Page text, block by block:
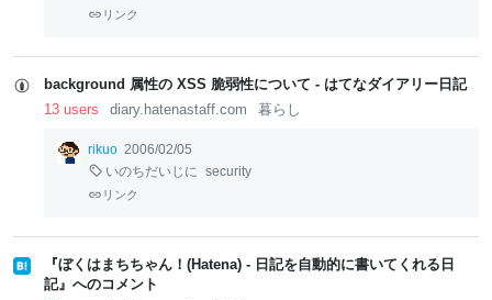
リンク
background 属性の XSS 脆弱性について - はてなダイアリー日記
13 users
diary.hatenastaff.com 暮らし
rikuo 2006/02/05
いのちだいじに security
リンク
『ぼくはまちちゃん！(Hatena) - 日記を自動的に書いてくれる日
記』へのコメント